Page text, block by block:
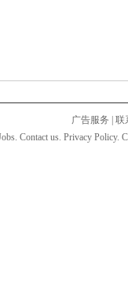
广告服务
联
Contact us. Privacy Policy.